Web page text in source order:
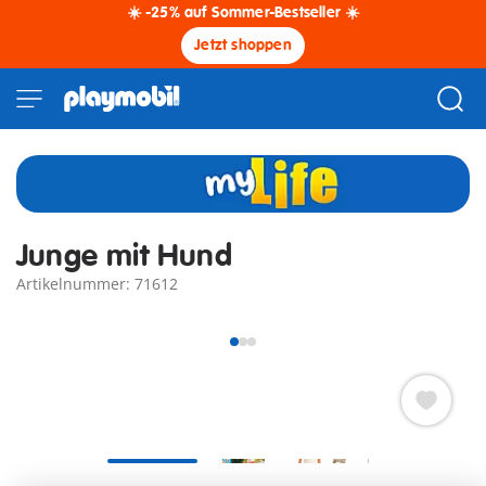
☀️ -25% auf Sommer-Bestseller ☀️
Jetzt shoppen
Junge mit Hund
Artikelnummer: 71612